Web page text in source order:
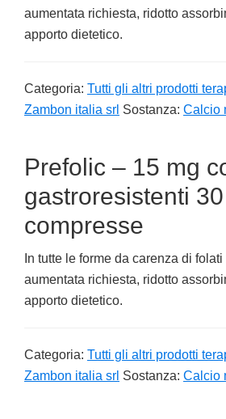
aumentata richiesta, ridotto
apporto dietetico.
Categoria: Tutti gli altri prodotti
Zambon italia srl Sostanza: Calcio
Prefolic – 15 mg
gastroresistenti 30
compresse
In tutte le forme da carenza di
aumentata richiesta, ridotto
apporto dietetico.
Categoria: Tutti gli altri prodotti
Zambon italia srl Sostanza: Calcio